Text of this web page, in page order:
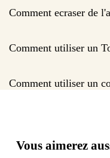
Comment ecraser de
Comment utiliser un
Comment utiliser un
Vous aimerez